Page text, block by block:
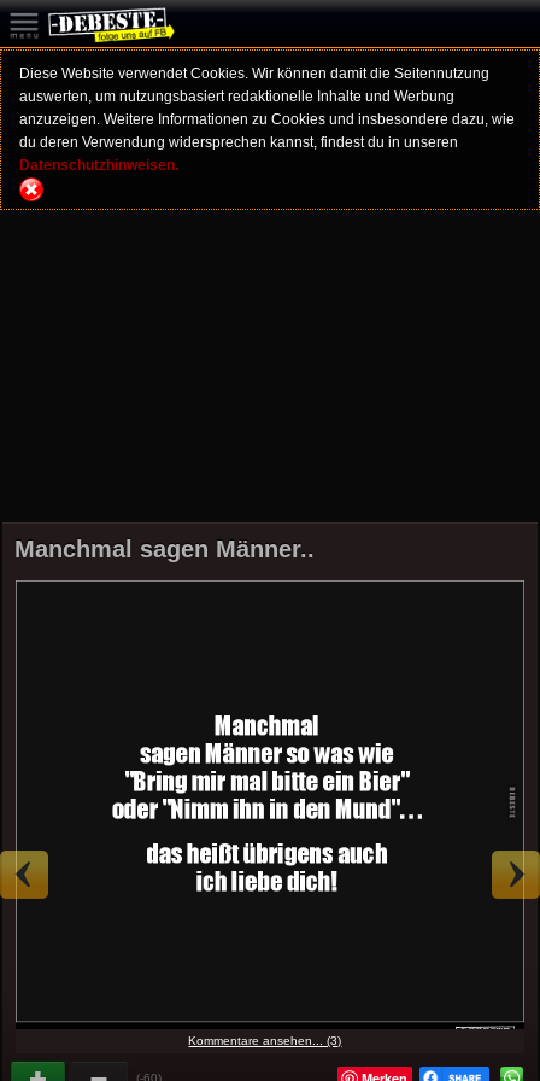
Diese Website verwendet Cookies. Wir können damit die Seitennutzung
auswerten, um nutzungsbasiert redaktionelle Inhalte und Werbung
anzuzeigen. Weitere Informationen zu Cookies und insbesondere dazu, wie
du deren Verwendung widersprechen kannst, findest du in unseren
Datenschutzhinweisen.
Manchmal sagen Männer..
Kommentare ansehen... (3)
(-60)